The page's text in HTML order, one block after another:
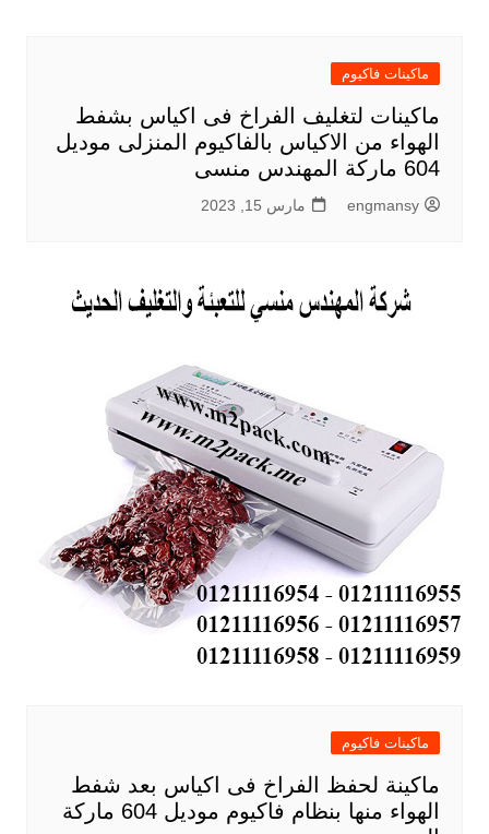
ماكينات فاكيوم
ماكينات لتغليف الفراخ فى اكياس بشفط
الهواء من الاكياس بالفاكيوم المنزلى موديل
604 ماركة المهندس منسى
engmansy مارس 15, 2023
ماكينات فاكيوم
ماكينة لحفظ الفراخ فى اكياس بعد شفط
الهواء منها بنظام فاكيوم موديل 604 ماركة